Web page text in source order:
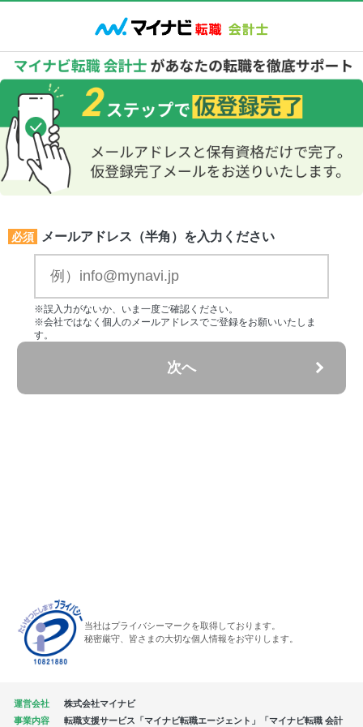
必須 メールアドレス（半角）を入力ください
※誤入力がないか、いま一度ご確認ください。
※会社ではなく個人のメールアドレスでご登録をお願いいたしま
す。
次へ
当社はプライバシーマークを取得しております。
秘密厳守、皆さまの大切な個人情報をお守りします。
運営会社
株式会社マイナビ
事業内容
転職支援サービス「マイナビ転職エージェント」「マイナビ転職 会計